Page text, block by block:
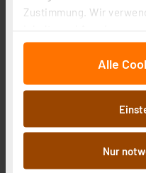
Zustimmung. Wir
für soziale Medien
auf unsere Website zu
wir Informationen zu
an unsere Partner für
Analysen weiter. Unsere
Informationen
zusammen, die Sie
sie im Rahmen Ihrer
Alle
Nur